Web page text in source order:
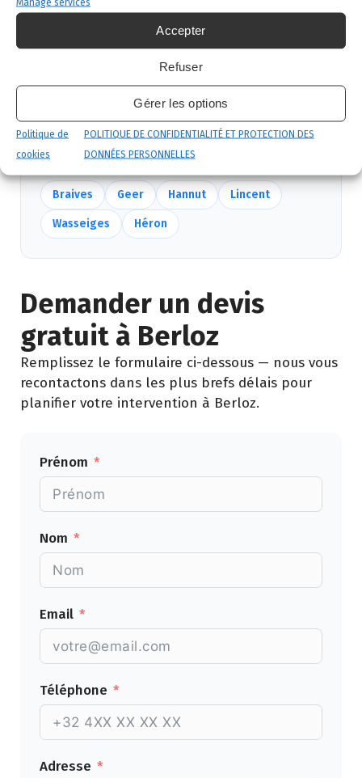
Accepter
Refuser
Gérer les options
Politique de
cookies
POLITIQUE DE CONFIDENTIALITÉ ET PROTECTION DES
DONNÉES PERSONNELLES
garantie.
: visite de contrôle et garantie
de résultat.
Nous intervenons aussi près de Berloz
Mêmes équipes, mêmes délais — voirtoutes nos
communes.
Braives Geer Hannut Lincent
Wasseiges Héron
Demander un devis
gratuit à Berloz
Remplissez le formulaire ci-dessous — nous vous
recontactons dans les plus brefs délais pour
planifier votre intervention à Berloz.
Prénom
Nom
Email
Téléphone
Adresse